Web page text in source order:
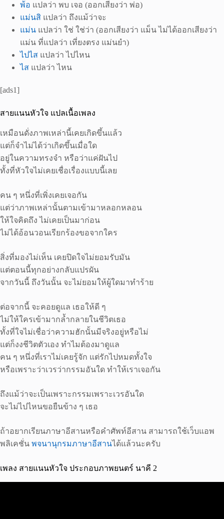
พ้อ แปลว่า พบ เจอ (ออกเสียงว่า พ่อ)
แม่นสิ แปลว่า ถึงแม้ว่าจะ
แม่น แปลว่า ใช่ ใช่ว่า (ออกเสียงว่า แม็น ไม่ได้ออกเสียงว่า
แม่น ที่แปลว่า เที่ยงตรง แม่นยำ)
ไปไส แปลว่า ไปไหน
ไส แปลว่า ไหน
[ads1]
สายแนนหัวใจ แปลเนื้อเพลง
เหมือนดั่งภาพเหล่านี้เคยเกิดขึ้นแล้ว
แต่ก็จำไม่ได้ว่าเกิดขึ้นเมื่อใด
อยู่ในความทรงจำ หรือว่าแค่ฝันไป
ทั้งที่หัวใจไม่เคยเชื่อเรื่องแบบนี้เลย
คน ๆ หนึ่งที่เพิ่งเคยเจอกัน
แต่ว่าภาพเหล่านั้นตามเข้ามาหลอกหลอน
ให้ใจคิดถึง ไม่เคยเป็นมาก่อน
ไม่ได้อ้อนวอนเรียกร้องขอจากใคร
สิ่งที่มองไม่เห็น เคยปิดใจไม่ยอมรับมัน
แต่ตอนนี้ทุกอย่างกลับแปรผัน
จากวันนี้ ถึงวันนั้น จะไม่ยอมให้ผู้ใดมาทำร้าย
ต่อจากนี้ จะคอยดูแล เธอให้ดี ๆ
ไม่ให้ใครเข้ามากล้ำกลายในชีวิตเธอ
ทั้งที่ใจไม่เชื่อว่าความฮักนั้นมีจริงอยู่หรือไม่
แต่ก็งงชีวิตตัวเอง ทำไมต้องมาดูแล
คน ๆ หนึ่งที่เราไม่เคยรู้จัก แต่รักไปหมดทั้งใจ
หรือเพราะว่าเวรว่ากรรมอันใด ทำให้เราเจอกัน
ถึงแม้ว่าจะเป็นเพราะกรรมเพราะเวรอันใด
จะไม่ไปไหนขอยืนข้าง ๆ เธอ
ถ้าอยากเรียนภาษาอีสานหรือคำศัพท์อีสาน สามารถใช้เว็บแอพ
พลิเคชั่น พจนานุกรมภาษาอีสานได้แล้วนะครับ
เพลง สายแนนหัวใจ ประกอบภาพยนตร์ นาคี 2